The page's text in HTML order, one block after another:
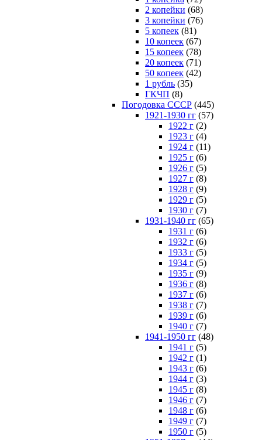
2 копейки (68)
3 копейки (76)
5 копеек (81)
10 копеек (67)
15 копеек (78)
20 копеек (71)
50 копеек (42)
1 рубль (35)
ГКЧП (8)
Погодовка СССР (445)
1921-1930 гг (57)
1922 г (2)
1923 г (4)
1924 г (11)
1925 г (6)
1926 г (5)
1927 г (8)
1928 г (9)
1929 г (5)
1930 г (7)
1931-1940 гг (65)
1931 г (6)
1932 г (6)
1933 г (5)
1934 г (5)
1935 г (9)
1936 г (8)
1937 г (6)
1938 г (7)
1939 г (6)
1940 г (7)
1941-1950 гг (48)
1941 г (5)
1942 г (1)
1943 г (6)
1944 г (3)
1945 г (8)
1946 г (7)
1948 г (6)
1949 г (7)
1950 г (5)